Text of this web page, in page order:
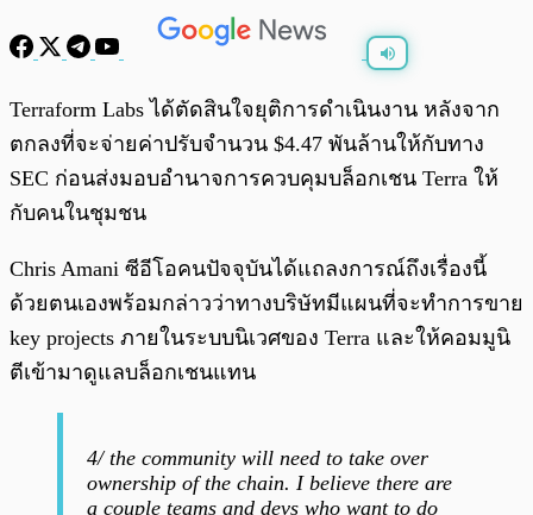
/
Terraform Labs ได้ตัดสินใจยุติการดำเนินงาน หลังจาก
ตกลงที่จะจ่ายค่าปรับจำนวน $4.47 พันล้านให้กับทาง
SEC ก่อนส่งมอบอำนาจการควบคุมบล็อกเชน Terra ให้
กับคนในชุมชน
Chris Amani ซีอีโอคนปัจจุบันได้แถลงการณ์ถึงเรื่องนี้
ด้วยตนเองพร้อมกล่าวว่าทางบริษัทมีแผนที่จะทำการขาย
key projects ภายในระบบนิเวศของ Terra และให้คอมมูนิ
ตีเข้ามาดูแลบล็อกเชนแทน
4/ the community will need to take over
ownership of the chain. I believe there are
a couple teams and devs who want to do